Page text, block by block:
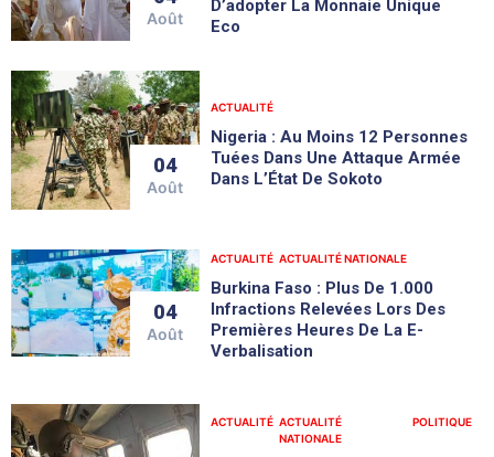
Août
D’adopter La Monnaie Unique
Eco
04
Août
ACTUALITÉ
Nigeria : Au Moins 12 Personnes
Tuées Dans Une Attaque Armée
Dans L’État De Sokoto
04
Août
ACTUALITÉ ACTUALITÉ NATIONALE
Burkina Faso : Plus De 1.000
Infractions Relevées Lors Des
Premières Heures De La E-
Verbalisation
ACTUALITÉ ACTUALITÉ
NATIONALE
POLITIQUE